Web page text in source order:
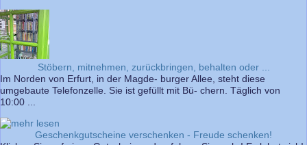
Stöbern, mitnehmen, zurückbringen, behalten oder ...
Im Norden von Erfurt, in der Magde- burger Allee, steht diese
umgebaute Telefonzelle. Sie ist gefüllt mit Bü- chern. Täglich von
10:00 ...
Geschenkgutscheine verschenken - Freude schenken!